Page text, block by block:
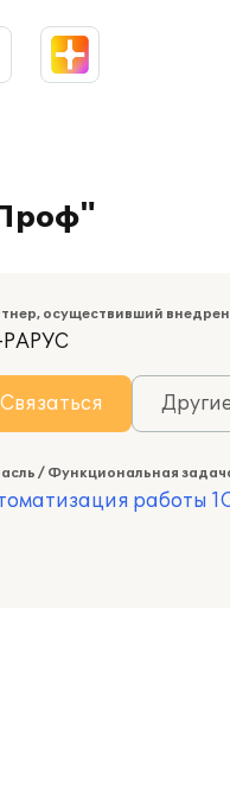
осуществивший
РАРУС
Связаться
/ Функциональная
работы